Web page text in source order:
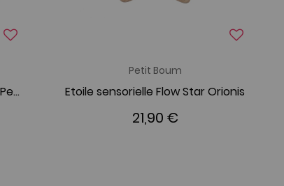
Lot de 3 bouteilles sensorielles Petit Boum Nature
Petit Boum
Etoile sensorielle Flow Star Orionis
21,90 €